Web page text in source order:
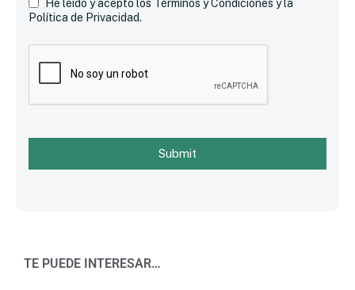
He leído y acepto los Términos y Condiciones y la
Política de Privacidad.
Submit
TE PUEDE INTERESAR…